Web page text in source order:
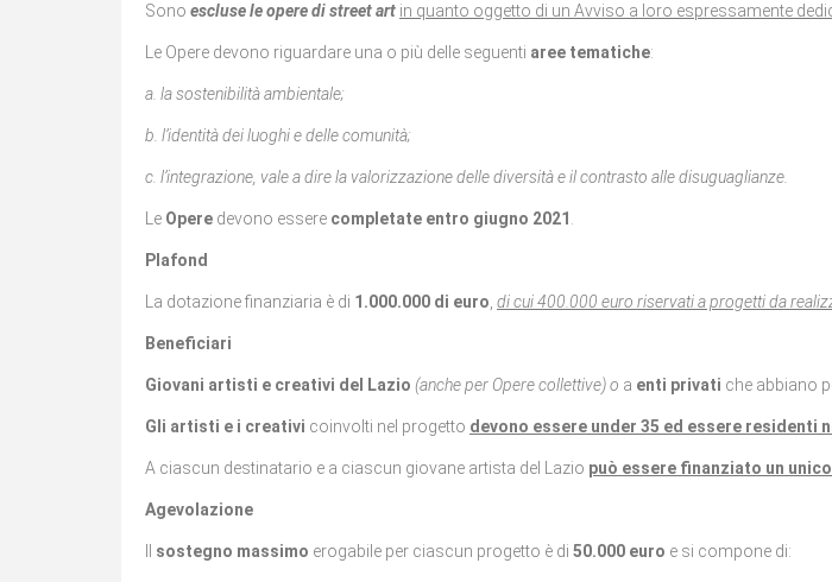
Sono escluse le opere di street art in quanto oggetto di un Avviso a loro espressamente
Le Opere devono riguardare una o più delle seguenti aree tematiche:
a. la sostenibilità ambientale;
b. l’identità dei luoghi e delle comunità;
c. l’integrazione, vale a dire la valorizzazione delle diversità e il contrasto alle disuguaglianze.
Le Opere devono essere completate entro giugno 2021
Plafond
La dotazione finanziaria è di 1.000.000 di euro di cui 400.000 euro riservati a progetti da
Beneficiari
Giovani artisti e creativi del Lazio (anche per Opere collettive)o a enti privati che abbiano
Gli artisti e i creativi coinvolti nel progetto devono essere under 35 ed essere residenti
A ciascun destinatario e a ciascun giovane artista del Lazio può essere finanziato un
Agevolazione
sostegno massimo erogabile per ciascun progetto è di 50.000 euro e si compone di: